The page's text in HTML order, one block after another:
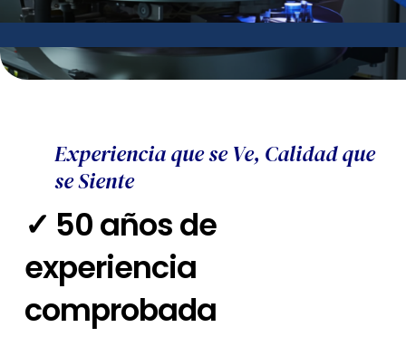
Experiencia que se Ve, Calidad que
se Siente
✓ 50 años de
experiencia
comprobada